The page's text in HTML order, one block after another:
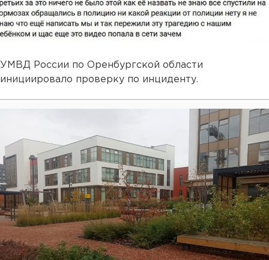
УМВД России по Оренбургской области
инициировало проверку по инциденту.